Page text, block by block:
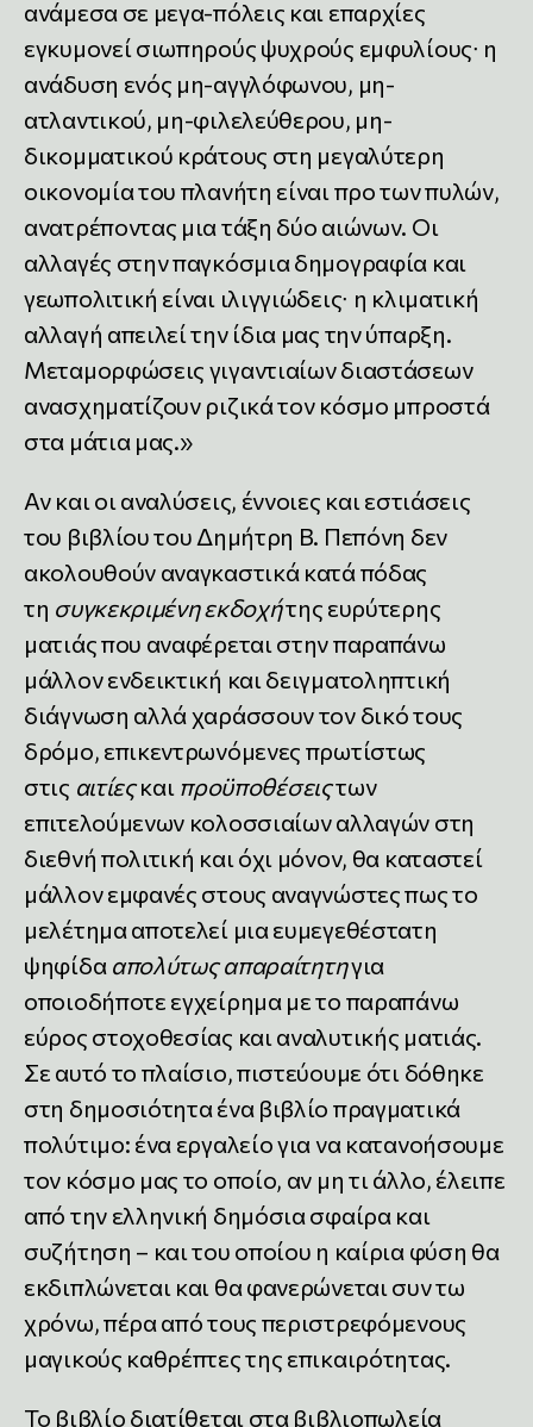
ανάμεσα σε μεγα-πόλεις και επαρχίες
εγκυμονεί σιωπηρούς ψυχρούς εμφυλίους∙ η
ανάδυση ενός μη-αγγλόφωνου, μη-
ατλαντικού, μη-φιλελεύθερου, μη-
δικομματικού κράτους στη μεγαλύτερη
οικονομία του πλανήτη είναι προ των πυλών,
ανατρέποντας μια τάξη δύο αιώνων. Οι
αλλαγές στην παγκόσμια δημογραφία και
γεωπολιτική είναι ιλιγγιώδεις∙ η κλιματική
αλλαγή απειλεί την ίδια μας την ύπαρξη.
Μεταμορφώσεις γιγαντιαίων διαστάσεων
ανασχηματίζουν ριζικά τον κόσμο μπροστά
στα μάτια μας.»
Αν και οι αναλύσεις, έννοιες και εστιάσεις
του βιβλίου του Δημήτρη Β. Πεπόνη δεν
ακολουθούν αναγκαστικά κατά πόδας
τη συγκεκριμένη εκδοχήτης ευρύτερης
ματιάς που αναφέρεται στην παραπάνω
μάλλον ενδεικτική και δειγματοληπτική
διάγνωση αλλά χαράσσουν τον δικό τους
δρόμο, επικεντρωνόμενες πρωτίστως
στις αιτίεςκαι προϋποθέσειςτων
επιτελούμενων κολοσσιαίων αλλαγών στη
διεθνή πολιτική και όχι μόνον, θα καταστεί
μάλλον εμφανές στους αναγνώστες πως το
μελέτημα αποτελεί μια ευμεγεθέστατη
ψηφίδα απολύτως απαραίτητηγια
οποιοδήποτε εγχείρημα με το παραπάνω
εύρος στοχοθεσίας και αναλυτικής ματιάς.
Σε αυτό το πλαίσιο, πιστεύουμε ότι δόθηκε
στη δημοσιότητα ένα βιβλίο πραγματικά
πολύτιμο: ένα εργαλείο για να κατανοήσουμε
τον κόσμο μας το οποίο, αν μη τι άλλο, έλειπε
από την ελληνική δημόσια σφαίρα και
συζήτηση – και του οποίου η καίρια φύση θα
εκδιπλώνεται και θα φανερώνεται συν τω
χρόνω, πέρα από τους περιστρεφόμενους
μαγικούς καθρέπτες της επικαιρότητας.
Το βιβλίο διατίθεται στα βιβλιοπωλεία